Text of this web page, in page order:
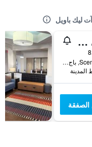
ليك باويل
وينجايت باي ويندام بايدج ليك بويل
671 Scenic View Road, باج, AZ, الولايات المتحدة الأميريكية